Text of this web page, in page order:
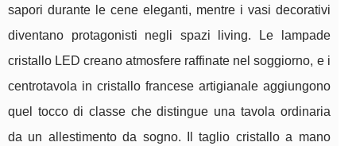
sapori durante le cene eleganti, mentre i vasi decorativi
diventano protagonisti negli spazi living. Le lampade
cristallo LED creano atmosfere raffinate nel soggiorno, e i
centrotavola in cristallo francese artigianale aggiungono
quel tocco di classe che distingue una tavola ordinaria
da un allestimento da sogno. Il taglio cristallo a mano